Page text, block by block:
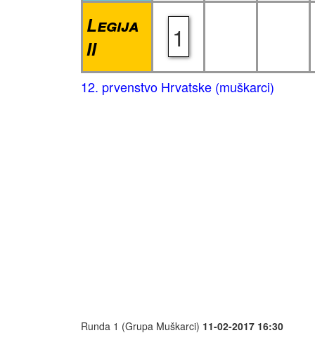
Legija
II
1
12. prvenstvo Hrvatske (muškarci)
Runda 1 (Grupa Muškarci) 11-02-2017 16:30